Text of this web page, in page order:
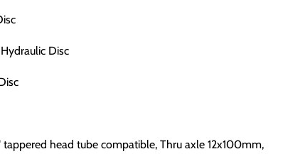
Disc
tappered head tube compatible, Thru axle 12x100mm,